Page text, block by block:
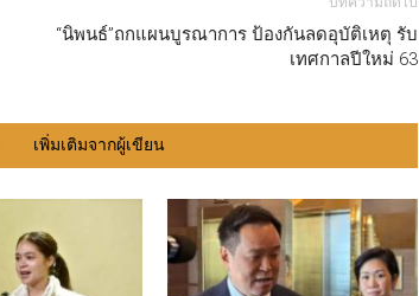
“นิพนธ์”ถกแผนบูรณาการ ป้องกันลดอุบัติเหตุ รับ
เทศกาลปีใหม่ 63
เพิ่มเติมจากผู้เขียน